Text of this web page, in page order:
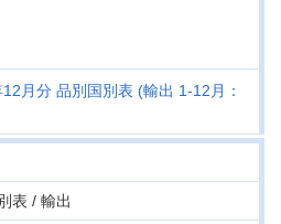
月分 品別国別表 (輸出 1-12月：
表 / 輸出